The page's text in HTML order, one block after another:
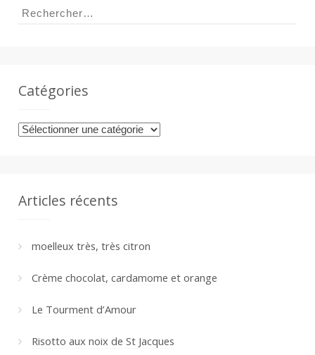
Rechercher :
Catégories
Catégories
Articles récents
moelleux très, très citron
Crème chocolat, cardamome et orange
Le Tourment d’Amour
Risotto aux noix de St Jacques